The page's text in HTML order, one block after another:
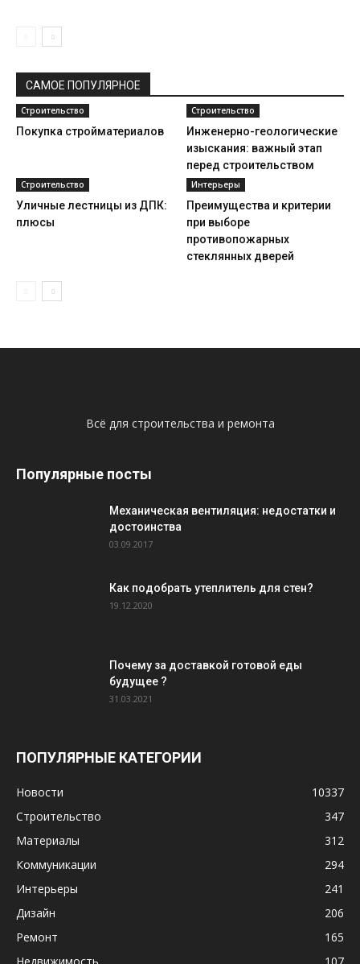
САМОЕ ПОПУЛЯРНОЕ
Строительство
Покупка стройматериалов
Строительство
Инженерно-геологические
изыскания: важный этап
перед строительством
Строительство
Уличные лестницы из ДПК:
плюсы
Интерьеры
Преимущества и критерии
при выборе
противопожарных
стеклянных дверей
Всё для строительства и ремонта
Популярные посты
Механическая вентиляция: недостатки и
достоинства
03.09.2017
Как подобрать утеплитель для стен?
19.12.2020
Почему за доставкой готовой еды
будущее ?
31.03.2021
ПОПУЛЯРНЫЕ КАТЕГОРИИ
Новости
10337
Строительство
347
Материалы
312
Коммуникации
294
Интерьеры
241
Дизайн
206
Ремонт
165